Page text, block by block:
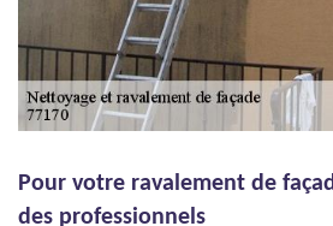
Pour votre ravalement de
des professionnels